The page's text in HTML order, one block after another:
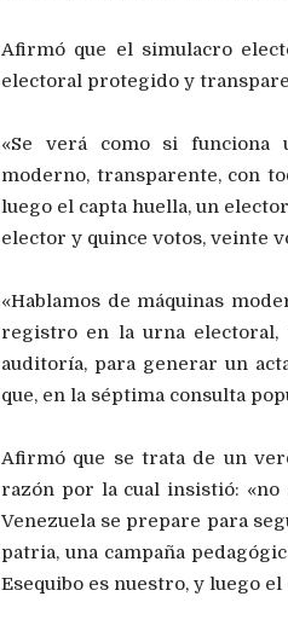
Afirmó que el simulacro
electoral protegido y
«Se verá como si funciona
moderno, transparente, con
luego el capta huella, un
elector y quince votos, veinte
«Hablamos de máquinas
registro en la urna electoral,
auditoría, para generar un
que, en la séptima consulta
Afirmó que se trata de un
razón por la cual insistió:
Venezuela se prepare para
patria, una campaña
Esequibo es nuestro, y luego